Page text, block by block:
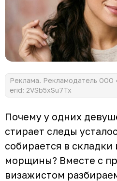
Реклама. Рекламодатель ООО
erid: 2VSb5xSu7Tx
Почему у одних
стирает следы
собирается в
морщины? Вместе с
визажистом